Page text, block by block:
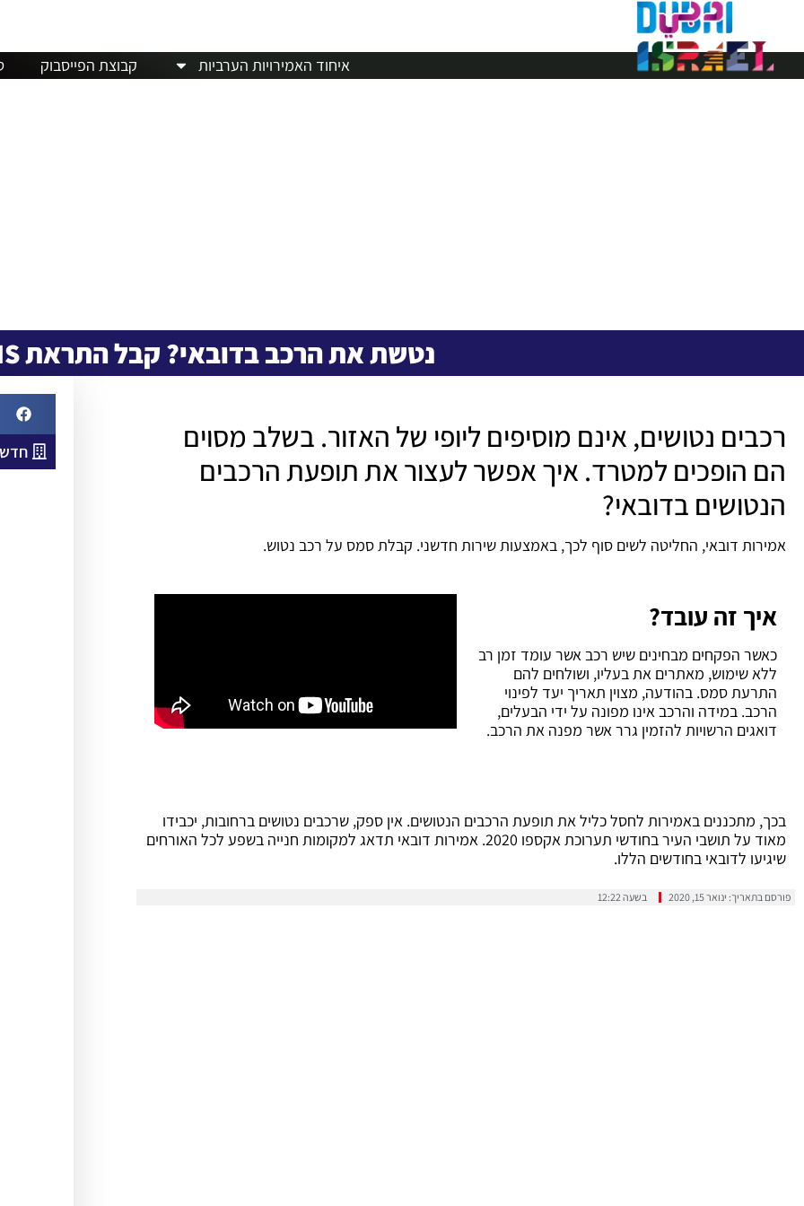
איחוד האמירויות הערביות
קבוצת הפייסבוק
נטשת את הרכב בדובאי? קבל התראת SMS
רכבים נטושים, אינם מוסיפים ליופי של האזור. בשלב מסוים
הם הופכים למטרד. איך אפשר לעצור את תופעת הרכבים
הנטושים בדובאי?
אמירות דובאי, החליטה לשים סוף לכך, באמצעות שירות חדשני. קבלת סמס על רכב נטוש.
איך זה עובד?
כאשר הפקחים מבחינים שיש רכב אשר עומד זמן רב
ללא שימוש, מאתרים את בעליו, ושולחים להם
התרעת סמס. בהודעה, מצוין תאריך יעד לפינוי
הרכב. במידה והרכב אינו מפונה על ידי הבעלים,
דואגים הרשויות להזמין גרר אשר מפנה את הרכב.
בכך, מתכננים באמירות לחסל כליל את תופעת הרכבים הנטושים. אין ספק, שרכבים נטושים ברחובות, יכבידו
מאוד על תושבי העיר בחודשי תערוכת אקספו 2020. אמירות דובאי תדאג למקומות חנייה בשפע לכל האורחים
שיגיעו לדובאי בחודשים הללו.
פורסם בתאריך: ינואר 15, 2020 בשעה12:22